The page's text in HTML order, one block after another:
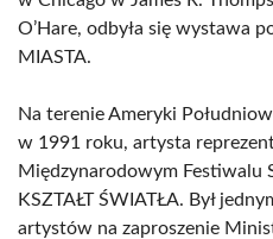
O’Hare, odbyła się wystawa
MIASTA.
Na terenie Ameryki
w 1991 roku, artysta
Międzynarodowym Festiwalu
KSZTAŁT ŚWIATŁA. Był
artystów na zaproszenie